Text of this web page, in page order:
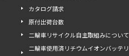
カタログ請求
原付出荷台数
二輪車リサイクル自主取組みについて
二輪車使用済リチウムイオンバッテリ